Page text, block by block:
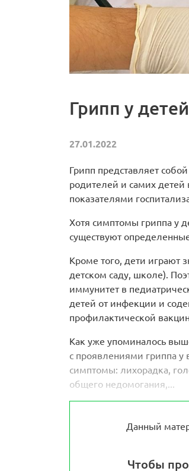
Грипп у
27.01.2022
Грипп представляет
родителей и самих детей
показателями
Хотя симптомы гриппа у
существуют
Кроме того, дети играют
детском саду, школе).
иммунитет в
детей от инфекции и
профилактической
Как уже упоминалось
с проявлениями гриппа
симптомы: лихорадка,
общего недомогания,...
Данный
Чтобы